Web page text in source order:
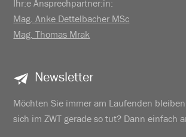
Ihr:e Ansprechpartner:in:
Mag. Anke Dettelbacher MSc
Mag. Thomas Mrak
Newsletter
Möchten Sie immer am Laufenden
sich im ZWT gerade so tut? Dann einfach